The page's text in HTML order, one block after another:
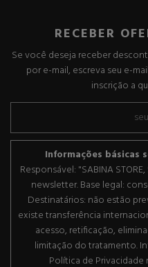
RECEBER
Se você deseja receber
por e-mail, escreva seu e-
inscrição a
Informações básicas
Responsável: "SABINA
newsletter. Base legal:
Destinatários: não estão
existe transferência
acesso, retificação,
limitação do tratamento.
Política de